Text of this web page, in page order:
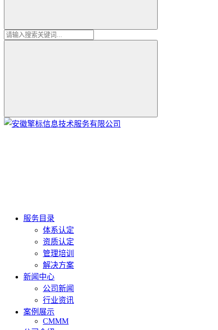
服务目录
体系认定
资质认定
管理培训
解决方案
新闻中心
公司新闻
行业资讯
案例展示
CMMM